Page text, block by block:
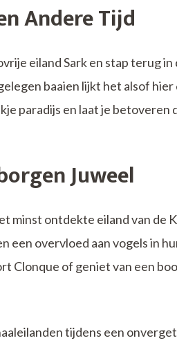
Andere Tijd
eiland Sark en stap terug
baaien lijkt het alsof
paradijs en laat je betoveren
Juweel
minst ontdekte eiland van de
een overvloed aan vogels in
Clonque of geniet van een
tijdens een